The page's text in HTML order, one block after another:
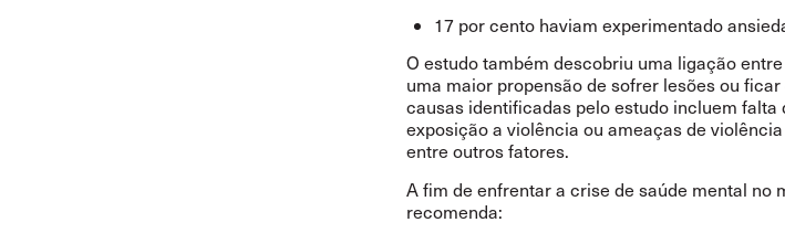
17 por cento haviam experimentado
O estudo também descobriu uma ligação
uma maior propensão de sofrer lesões ou
causas identificadas pelo estudo incluem falta
exposição a violência ou ameaças de
entre outros fatores.
A fim de enfrentar a crise de saúde mental no
recomenda: